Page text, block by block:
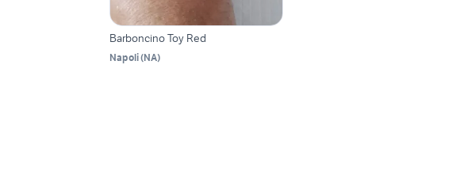
Barboncino Toy Red
Napoli(NA)